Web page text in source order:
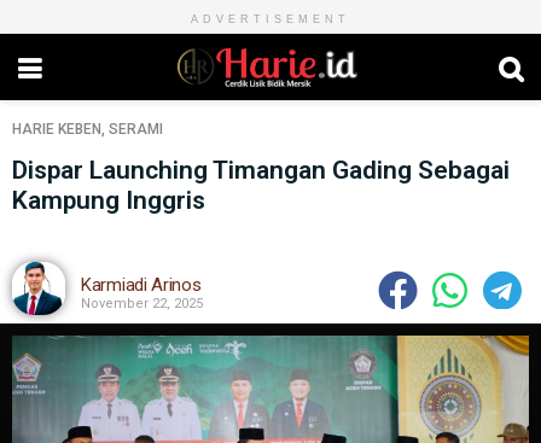
ADVERTISEMENT
HARIE KEBEN, SERAMI
Dispar Launching Timangan Gading Sebagai
Kampung Inggris
Karmiadi Arinos
November 22, 2025